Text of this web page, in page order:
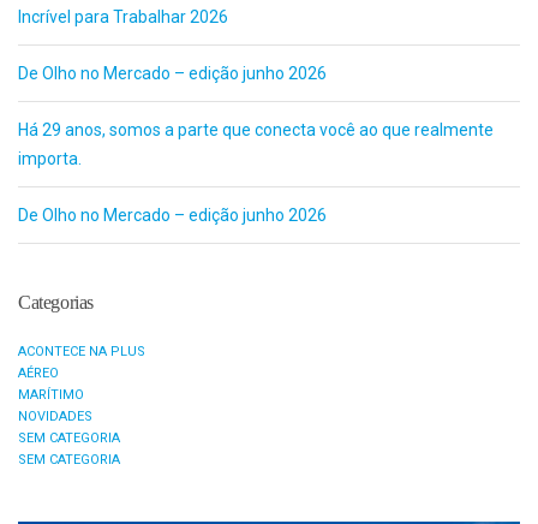
Incrível para Trabalhar 2026
De Olho no Mercado – edição junho 2026
Há 29 anos, somos a parte que conecta você ao que realmente
importa.
De Olho no Mercado – edição junho 2026
Categorias
ACONTECE NA PLUS
AÉREO
MARÍTIMO
NOVIDADES
SEM CATEGORIA
SEM CATEGORIA